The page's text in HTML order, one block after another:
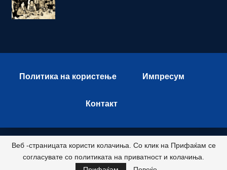
Политика на користење Импресум
Контакт
© 2026 - Istok Press. All Rights Reserved.
Развиено и хостирано од
Веб -страницата користи колачиња. Со клик на Прифаќам се
согласувате со политиката на приватност и колачиња.